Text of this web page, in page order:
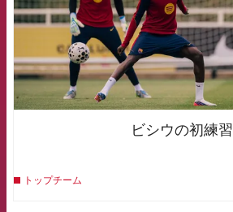
ビシウの初練習
トップチーム